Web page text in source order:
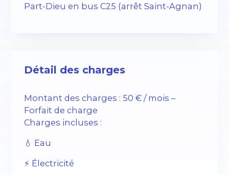
Part-Dieu en bus C25 (arrêt Saint-Agnan)
Détail des charges
Montant des charges : 50 € / mois –
Forfait de charge
Charges incluses :
💧 Eau
⚡️ Électricité